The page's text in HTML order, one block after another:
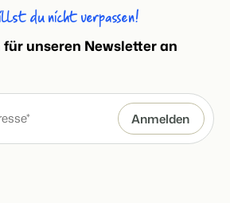
du nicht verpassen!
unseren Newsletter an